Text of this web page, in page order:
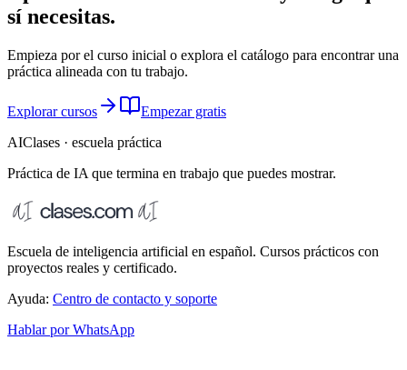
sí necesitas.
Empieza por el curso inicial o explora el catálogo para encontrar una
práctica alineada con tu trabajo.
Explorar cursos
Empezar gratis
AIClases · escuela práctica
Práctica de IA que termina en trabajo que puedes mostrar.
Escuela de inteligencia artificial en español. Cursos prácticos con
proyectos reales y certificado.
Ayuda: Centro de contacto y soporte
Hablar por WhatsApp